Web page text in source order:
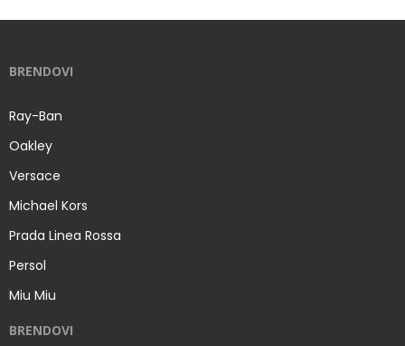
BRENDOVI
Ray-Ban
Oakley
Versace
Michael Kors
Prada Linea Rossa
Persol
Miu Miu
BRENDOVI